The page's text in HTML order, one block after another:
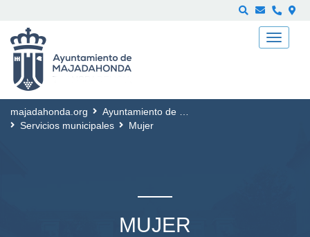
majadahonda.org
Ayuntamiento de Majadahonda
Servicios municipales
Mujer
MUJER